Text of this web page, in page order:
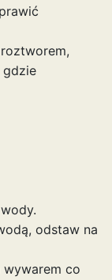
gdzie
odstaw na
co